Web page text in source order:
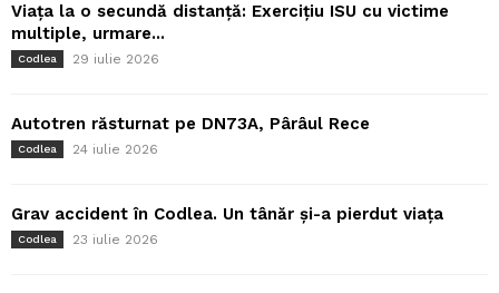
Viața la o secundă distanță: Exercițiu ISU cu victime
multiple, urmare...
Codlea 29 iulie 2026
Autotren răsturnat pe DN73A, Pârâul Rece
Codlea 24 iulie 2026
Grav accident în Codlea. Un tânăr și-a pierdut viața
Codlea 23 iulie 2026